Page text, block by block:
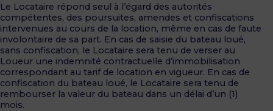
Le Locataire répond seul à l’égard des autorités
compétentes, des poursuites, amendes et confiscations
intervenues au cours de la location, même en cas de faute
involontaire de sa part. En cas de saisie du bateau loué,
sans confiscation, le Locataire sera tenu de verser au
Loueur une indemnité contractuelle d’immobilisation
correspondant au tarif de location en vigueur. En cas de
confiscation du bateau loué, le Locataire sera tenu de
rembourser la valeur du bateau dans un délai d’un (1)
mois.